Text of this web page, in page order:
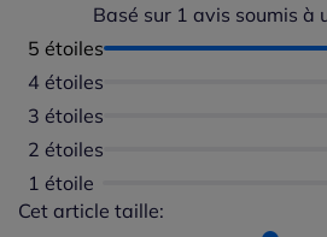
Basé sur 1 avis soumis à
5 étoiles
4 étoiles
3 étoiles
2 étoiles
1 étoile
Cet article taille:
Répartition du taillant selon les